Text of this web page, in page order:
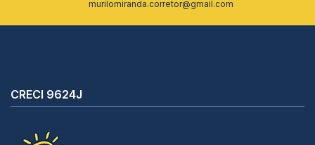
murilomiranda.corretor@gmail.com
CRECI 9624J